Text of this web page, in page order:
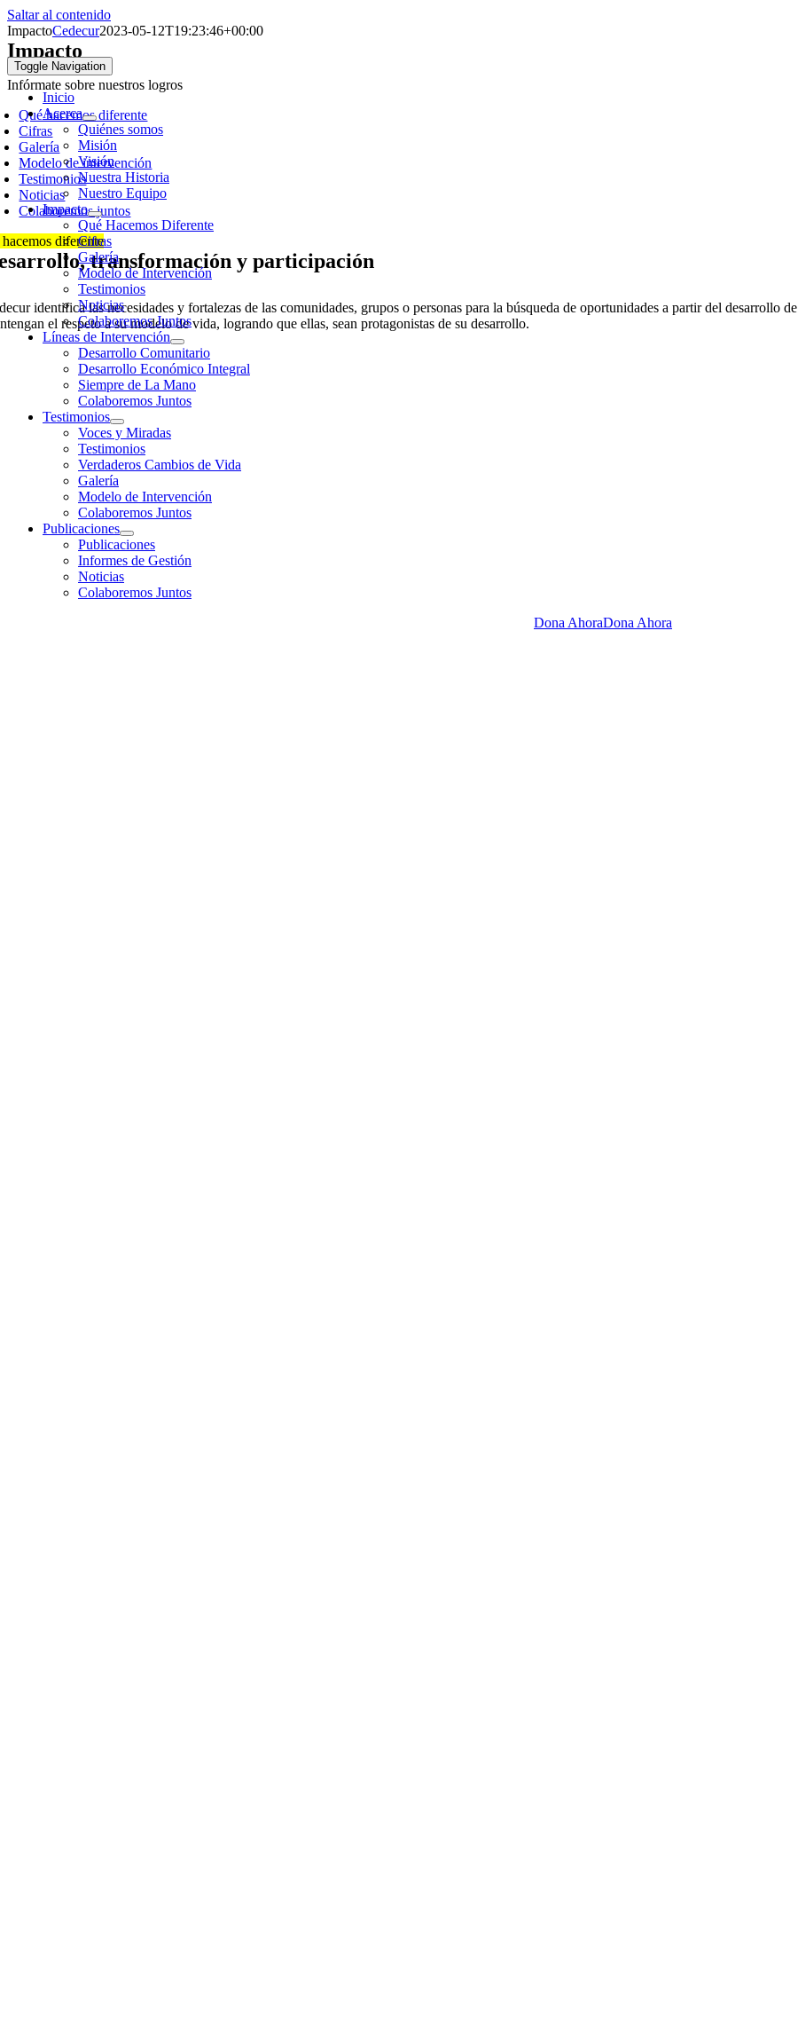
Saltar al contenido
Toggle Navigation
Inicio
Acerca
Quiénes somos
Misión
Visión
Nuestra Historia
Nuestro Equipo
Impacto
Qué Hacemos Diferente
Cifras
Galería
Modelo de Intervención
Testimonios
Noticias
Colaboremos Juntos
Líneas de Intervención
Desarrollo Comunitario
Desarrollo Económico Integral
Siempre de La Mano
Colaboremos Juntos
Testimonios
Voces y Miradas
Testimonios
Verdaderos Cambios de Vida
Galería
Modelo de Intervención
Colaboremos Juntos
Publicaciones
Publicaciones
Informes de Gestión
Noticias
Colaboremos Juntos
Dona AhoraDona Ahora
ImpactoCedecur2023-05-12T19:23:46+00:00
Impacto
Infórmate sobre nuestros logros
Qué hacemos diferente
Cifras
Galería
Modelo de intervención
Testimonios
Noticias
Colaboremos juntos
diferente
transformación y participación
identifica las necesidades y fortalezas de las comunidades, grupos o personas para la búsqueda de oportunidades a partir del desarrollo
el respeto a su modelo de vida, logrando que ellas, sean protagonistas de su desarrollo.